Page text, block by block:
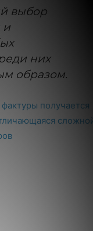
выбор
и
них
образом.